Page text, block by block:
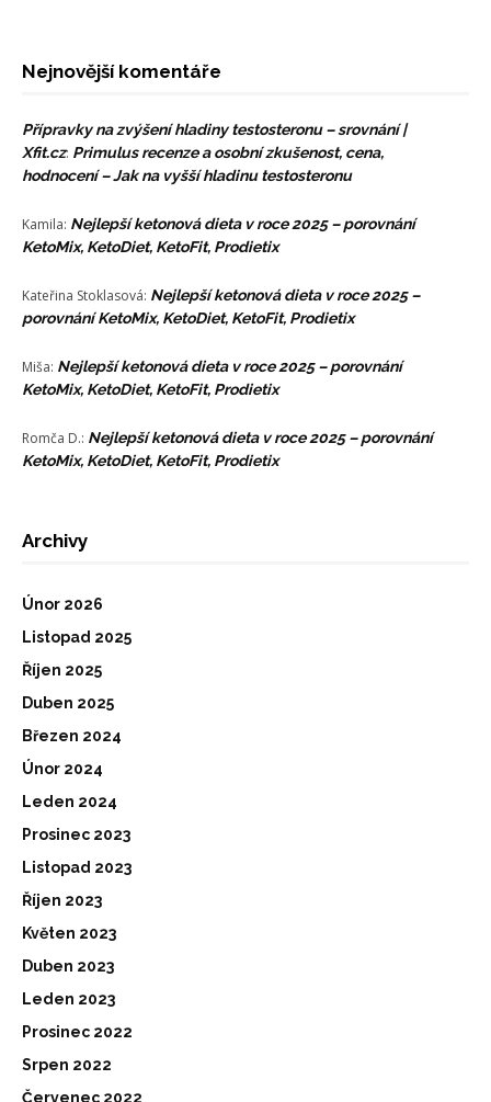
Nejnovější komentáře
Přípravky na zvýšení hladiny testosteronu – srovnání |
Xfit.cz: Primulus recenze a osobní zkušenost, cena,
hodnocení – Jak na vyšší hladinu testosteronu
Kamila: Nejlepší ketonová dieta v roce 2025 – porovnání
KetoMix, KetoDiet, KetoFit, Prodietix
Kateřina Stoklasová: Nejlepší ketonová dieta v roce 2025 –
porovnání KetoMix, KetoDiet, KetoFit, Prodietix
Miša: Nejlepší ketonová dieta v roce 2025 – porovnání
KetoMix, KetoDiet, KetoFit, Prodietix
Romča D.: Nejlepší ketonová dieta v roce 2025 – porovnání
KetoMix, KetoDiet, KetoFit, Prodietix
Archivy
Únor 2026
Listopad 2025
Říjen 2025
Duben 2025
Březen 2024
Únor 2024
Leden 2024
Prosinec 2023
Listopad 2023
Říjen 2023
Květen 2023
Duben 2023
Leden 2023
Prosinec 2022
Srpen 2022
Červenec 2022